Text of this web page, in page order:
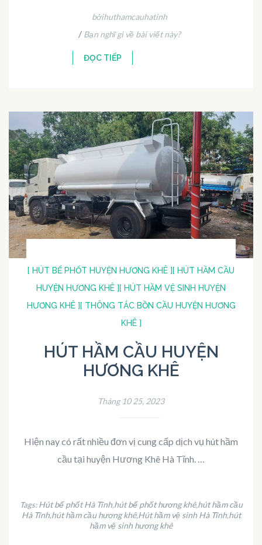
bởihuthamcauhatinh
/ Bạn nghĩ gì về bài viết này?
ĐỌC TIẾP
[ HÚT BỂ PHỐT HUYỆN HƯƠNG KHÊ ] [ HÚT HẦM CẦU
HUYỆN HƯƠNG KHÊ ] [ HÚT HẦM VỆ SINH HUYỆN
HƯƠNG KHÊ ] [ THÔNG TẮC BỒN CẦU HUYỆN HƯƠNG
KHÊ ]
HÚT HẦM CẦU HUYỆN
HƯƠNG KHÊ
Tháng 10 25, 2023
Hiện nay có rất nhiều đơn vị cung cấp dịch vụ hút hầm
cầu tại huyện Hương Khê Hà Tĩnh. …
Tags:Hút bể phốt Hà Tĩnh,hút bể phốt hương khê,hút hầm cầu
Hà Tĩnh,hút hầm cầu hương khê,Hút hầm vệ sinh Hà Tĩnh,hút
hầm vệ sinh hương khê